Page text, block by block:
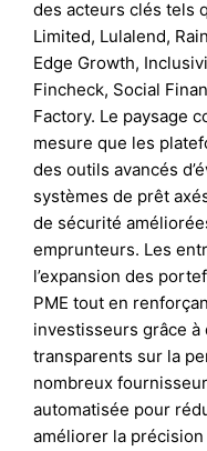
des acteurs clés tels
Limited, Lulalend,
Edge Growth,
Fincheck, Social
Factory. Le paysage
mesure que les
des outils avancés
systèmes de prêt
de sécurité
emprunteurs. Les
l’expansion des
PME tout en
investisseurs grâce à
transparents sur la
nombreux
automatisée pour
améliorer la